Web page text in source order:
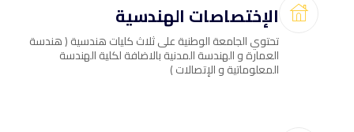
الإختصاصات الهندسية
تحتوي الجامعة الوطنية على ثلاث كليات هندسية ( هندسة
العمارة و الهندسة المدنية بالاضافة لكلية الهندسة
المعلوماتية و الإتصالات )